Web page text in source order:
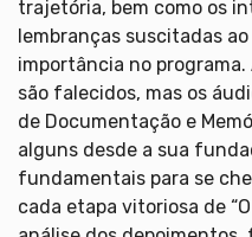
trajetória, bem como os
lembranças suscitadas
importância no
são falecidos, mas os
de Documentação e
alguns desde a sua
fundamentais para se
cada etapa vitoriosa de